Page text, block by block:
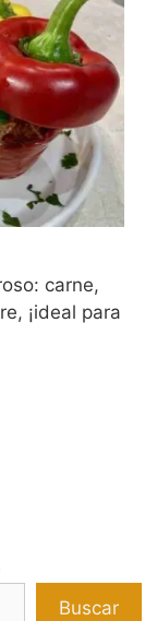
carne,
¡ideal para
Buscar